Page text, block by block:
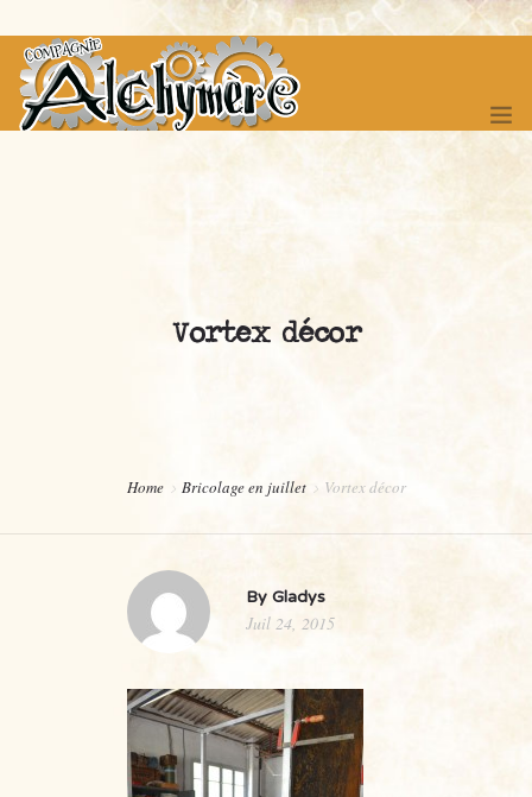
FÊTE DES 20 ANS !
CONTACT
Vortex décor
Home Bricolage en juillet Vortex décor
By Gladys
Juil 24, 2015